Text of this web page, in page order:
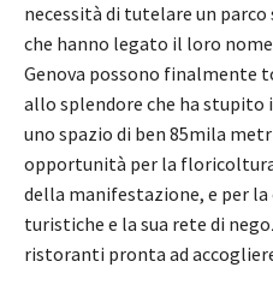
necessità di tutelare un
che hanno legato il loro
Genova possono finalmente
allo splendore che ha stupito
uno spazio di ben 85mila
opportunità per la
della manifestazione, e per
turistiche e la sua rete di
ristoranti pronta ad